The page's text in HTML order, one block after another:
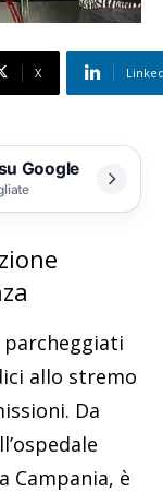
X
Google
allo stremo
Da
Campania, è